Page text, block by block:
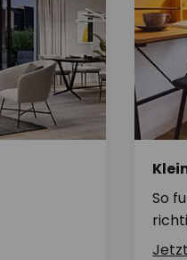
So